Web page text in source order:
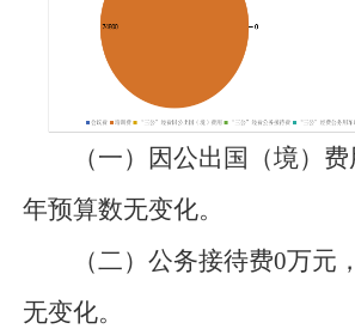
（一）因公出国（境）
年预算数无变化。
（二）公务接待费0万元
无变化。